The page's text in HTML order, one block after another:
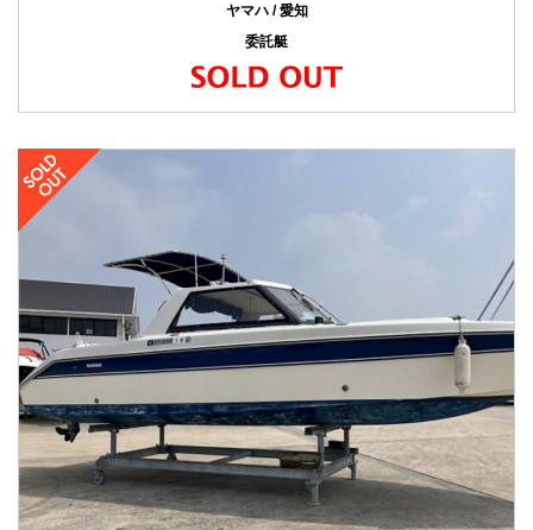
ヤマハ / 愛知
委託艇